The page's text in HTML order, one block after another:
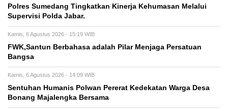
Polres Sumedang Tingkatkan Kinerja Kehumasan Melalui
Supervisi Polda Jabar.
Kamis, 6 Agustus 2026 - 15:19 WIB
FWK,Santun Berbahasa adalah Pilar Menjaga Persatuan
Bangsa
Kamis, 6 Agustus 2026 - 14:09 WIB
Sentuhan Humanis Polwan Pererat Kedekatan Warga Desa
Bonang Majalengka Bersama